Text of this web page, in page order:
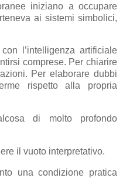
iniziano a occupare
ai sistemi simbolici,
l’intelligenza artificiale
comprese. Per chiarire
Per elaborare dubbi
rispetto alla propria
di molto profondo
il vuoto interpretativo.
una condizione pratica